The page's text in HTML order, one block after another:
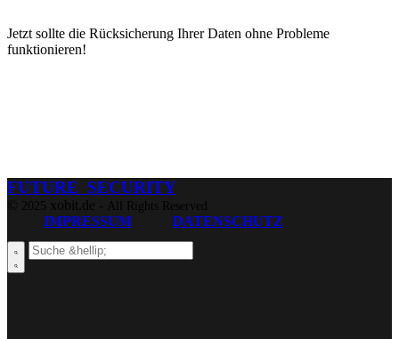
Jetzt sollte die Rücksicherung Ihrer Daten ohne Probleme
funktionieren!
FUTURE SECURITY
© 2025 xobit.de - All Rights Reserved
IMPRESSUM DATENSCHUTZ